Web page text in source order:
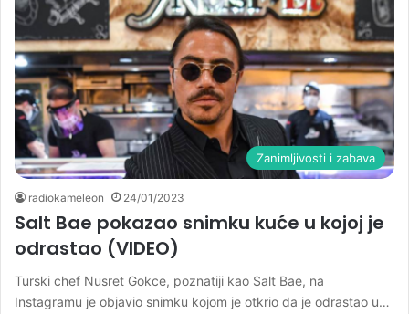
Zanimljivosti i zabava
radiokameleon 24/01/2023
Salt Bae pokazao snimku kuće u kojoj je
odrastao (VIDEO)
Turski chef Nusret Gokce, poznatiji kao Salt Bae, na
Instagramu je objavio snimku kojom je otkrio da je odrastao u…